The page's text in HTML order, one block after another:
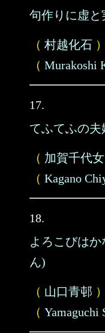
句作りに虚
（ 村越化石 ）
（ Murakoshi
17.
てふてふの
（ 加賀千代女
（ Kagano
18.
よろこびは
ん)
（ 山口青邨 ）
（ Yamaguchi